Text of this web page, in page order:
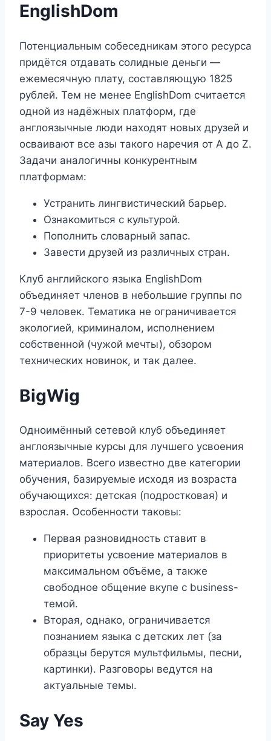
EnglishDom
Потенциальным собеседникам этого ресурса
придётся отдавать солидные деньги —
ежемесячную плату, составляющую 1825
рублей. Тем не менее EnglishDom считается
одной из надёжных платформ, где
англоязычные люди находят новых друзей и
осваивают все азы такого наречия от A до Z.
Задачи аналогичны конкурентным
платформам:
Устранить лингвистический барьер.
Ознакомиться с культурой.
Пополнить словарный запас.
Завести друзей из различных стран.
Клуб английского языка EnglishDom
объединяет членов в небольшие группы по
7-9 человек. Тематика не ограничивается
экологией, криминалом, исполнением
собственной (чужой мечты), обзором
технических новинок, и так далее.
BigWig
Одноимённый сетевой клуб объединяет
англоязычные курсы для лучшего усвоения
материалов. Всего известно две категории
обучения, базируемые исходя из возраста
обучающихся: детская (подростковая) и
взрослая. Особенности таковы:
Первая разновидность ставит в
приоритеты усвоение материалов в
максимальном объёме, а также
свободное общение вкупе с business-
темой.
Вторая, однако, ограничивается
познанием языка с детских лет (за
образцы берутся мультфильмы, песни,
картинки). Разговоры ведутся на
актуальные темы.
Say Yes